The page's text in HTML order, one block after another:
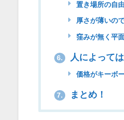
置き場所の自
厚さが薄いの
窪みが無く平
6. 人によって
価格がキーボ
7. まとめ！